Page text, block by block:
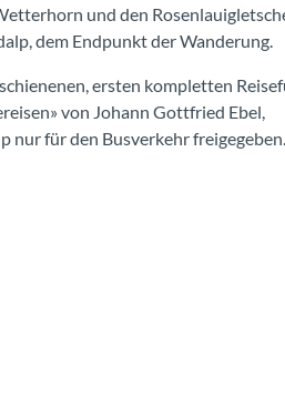
und den
dem Endpunkt der Wanderung.
ersten kompletten
von Johann Gottfried Ebel,
nur für den Busverkehr freigegeben.